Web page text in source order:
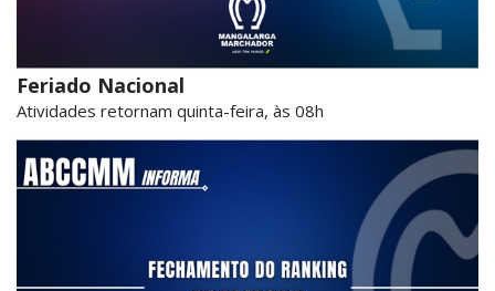
Feriado Nacional
Atividades retornam quinta-feira, às 08h